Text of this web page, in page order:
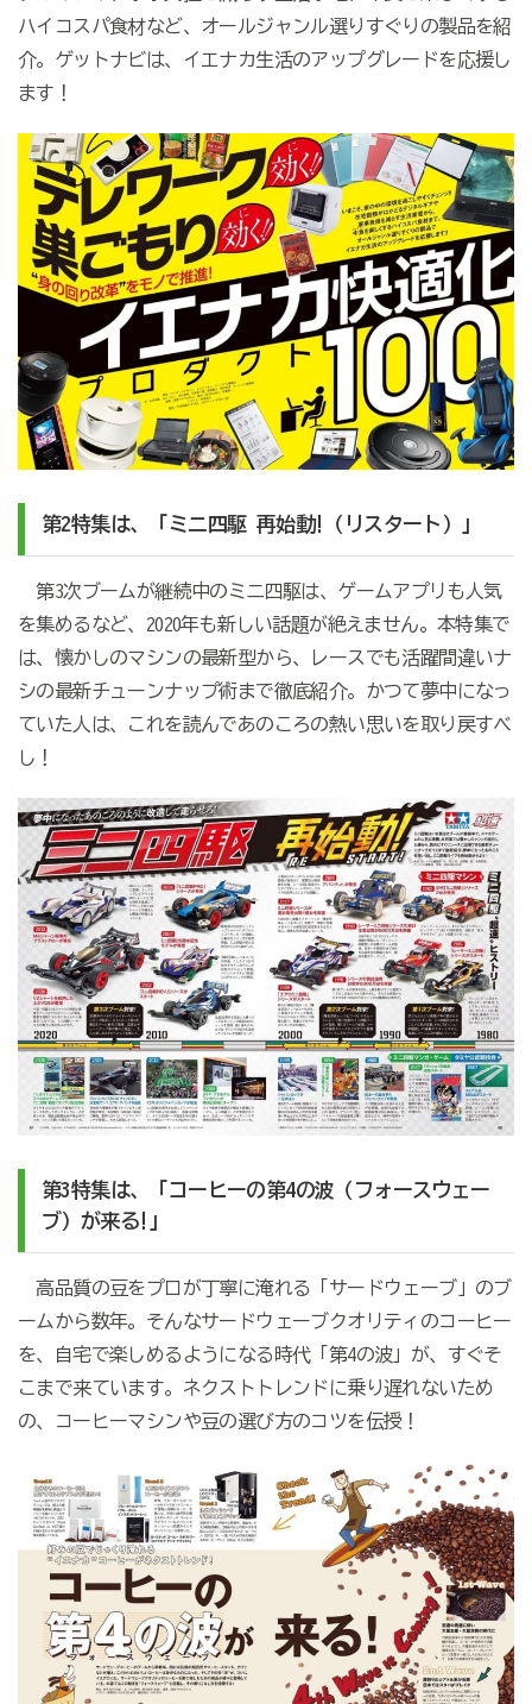
ハイコスパ食材など、オールジャンル選りすぐりの製品を紹
介。ゲットナビは、イエナカ生活のアップグレードを応援し
ます！
第2特集は、「ミニ四駆 再始動!（リスタート）」
第3次ブームが継続中のミニ四駆は、ゲームアプリも人気
を集めるなど、2020年も新しい話題が絶えません。本特集で
は、懐かしのマシンの最新型から、レースでも活躍間違いナ
シの最新チューンナップ術まで徹底紹介。かつて夢中になっ
ていた人は、これを読んであのころの熱い思いを取り戻すべ
し！
第3特集は、「コーヒーの第4の波（フォースウェー
ブ）が来る!」
高品質の豆をプロが丁寧に淹れる「サードウェーブ」のブ
ームから数年。そんなサードウェーブクオリティのコーヒー
を、自宅で楽しめるようになる時代「第4の波」が、すぐそ
こまで来ています。ネクストトレンドに乗り遅れないため
の、コーヒーマシンや豆の選び方のコツを伝授！